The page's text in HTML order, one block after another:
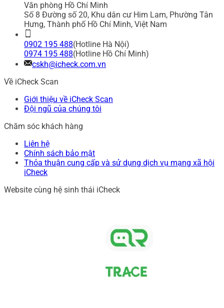
Văn phòng Hồ Chí Minh
Số 8 Đường số 20, Khu dân cư Him Lam, Phường Tân
Hưng, Thành phố Hồ Chí Minh, Việt Nam
0902 195 488(Hotline Hà Nội)
0974 195 488(Hotline Hồ Chí Minh)
cskh@icheck.com.vn
Về iCheck Scan
Giới thiệu về iCheck Scan
Đội ngũ của chúng tôi
Chăm sóc khách hàng
Liên hệ
Chính sách bảo mật
Thỏa thuận cung cấp và sử dụng dịch vụ mạng xã hội
iCheck
Website cùng hệ sinh thái iCheck